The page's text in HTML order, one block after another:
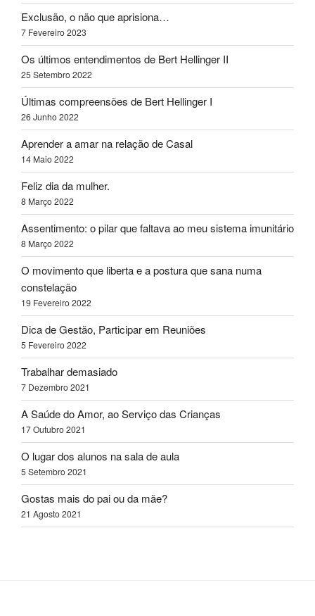
Exclusão, o não que aprisiona…
7 Fevereiro 2023
Os últimos entendimentos de Bert Hellinger II
25 Setembro 2022
Últimas compreensões de Bert Hellinger I
26 Junho 2022
Aprender a amar na relação de Casal
14 Maio 2022
Feliz dia da mulher.
8 Março 2022
Assentimento: o pilar que faltava ao meu sistema imunitário
8 Março 2022
O movimento que liberta e a postura que sana numa
constelação
19 Fevereiro 2022
Dica de Gestão, Participar em Reuniões
5 Fevereiro 2022
Trabalhar demasiado
7 Dezembro 2021
A Saúde do Amor, ao Serviço das Crianças
17 Outubro 2021
O lugar dos alunos na sala de aula
5 Setembro 2021
Gostas mais do pai ou da mãe?
21 Agosto 2021